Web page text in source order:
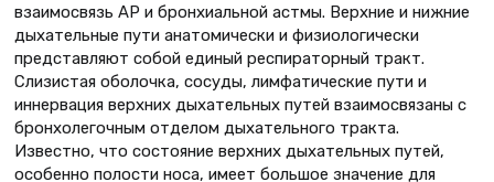
взаимосвязь АР и бронхиальной астмы. Верхние и нижние
дыхательные пути анатомически и физиологически
представляют собой единый респираторный тракт.
Слизистая оболочка, сосуды, лимфатические пути и
иннервация верхних дыхательных путей взаимосвязаны с
бронхолегочным отделом дыхательного тракта.
Известно, что состояние верхних дыхательных путей,
особенно полости носа, имеет большое значение для